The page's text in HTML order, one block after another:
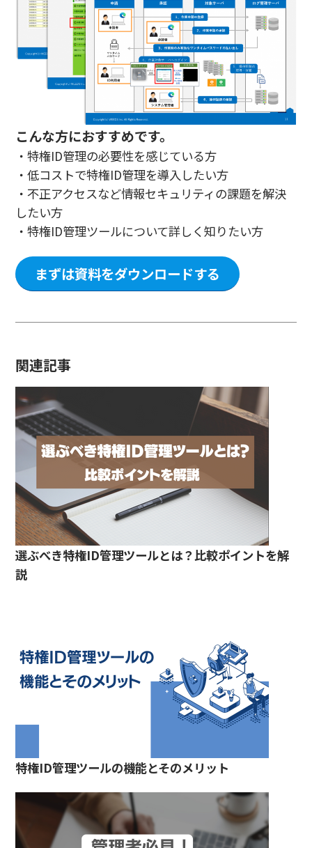
こんな方におすすめです。
・特権ID管理の必要性を感じている方
・低コストで特権ID管理を導入したい方
・不正アクセスなど情報セキュリティの課題を解決
したい方
・特権ID管理ツールについて詳しく知りたい方
まずは資料をダウンロードする
関連記事
選ぶべき特権ID管理ツールとは？比較ポイントを解
説
特権ID管理ツールの機能とそのメリット